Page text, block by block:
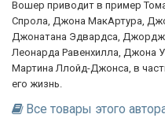
Вошер приводит в пример
Спрола, Джона МакАртура,
Джонатана Эдвардса,
Леонарда Равенхилла, Джона
Мартина Ллойд-Джонса, в
его жизнь.
Все товары этого